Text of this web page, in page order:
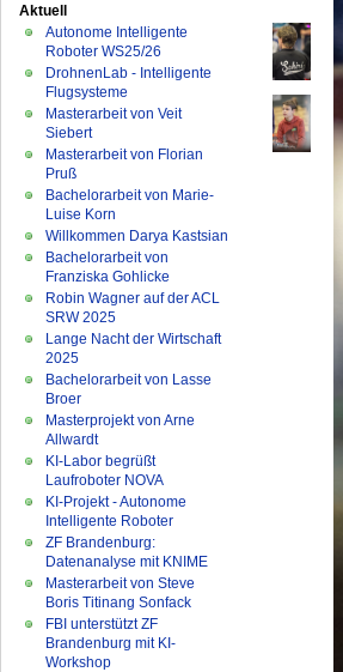
Aktuell
Autonome Intelligente
Roboter WS25/26
DrohnenLab - Intelligente
Flugsysteme
Masterarbeit von Veit
Siebert
Masterarbeit von Florian
Pruß
Bachelorarbeit von Marie-
Luise Korn
Willkommen Darya Kastsian
Bachelorarbeit von
Franziska Gohlicke
Robin Wagner auf der ACL
SRW 2025
Lange Nacht der Wirtschaft
2025
Bachelorarbeit von Lasse
Broer
Masterprojekt von Arne
Allwardt
KI-Labor begrüßt
Laufroboter NOVA
KI-Projekt - Autonome
Intelligente Roboter
ZF Brandenburg:
Datenanalyse mit KNIME
Masterarbeit von Steve
Boris Titinang Sonfack
FBI unterstützt ZF
Brandenburg mit KI-
Workshop